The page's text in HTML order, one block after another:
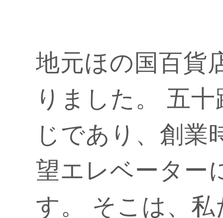
地元ほの国百貨
りました。 五
じであり、創業
望エレベーター
す。 そこは、